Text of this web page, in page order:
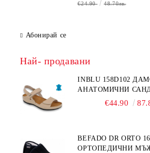
€24.90 48.70лв.
Абонирай се
Най- продавани
INBLU 158D102
АНАТОМИЧНИ
ЕСТЕСТВЕНА
€44.90
BEFADO DR ORTO
ОРТОПЕДИЧНИ МЪЖКИ